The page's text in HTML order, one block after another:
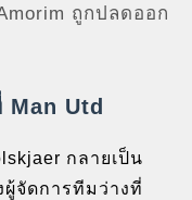
ถูกปลดออก
Man Utd
กลายเป็น
จัดการทีมว่างที่